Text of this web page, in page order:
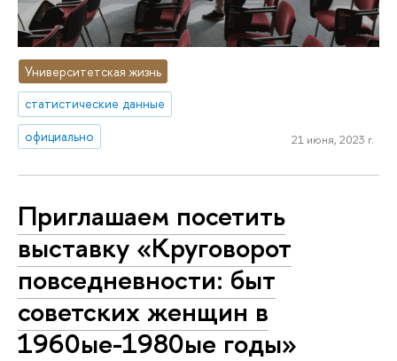
Университетская жизнь
статистические данные
официально
21 июня, 2023 г.
Приглашаем посетить
выставку «Круговорот
повседневности: быт
советских женщин в
1960ые-1980ые годы»